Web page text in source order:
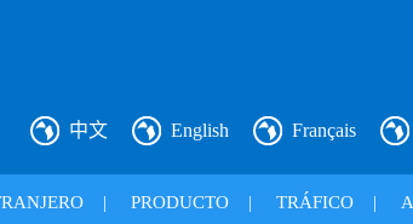
中文 English Français
| PRODUCTO | TRÁFICO |